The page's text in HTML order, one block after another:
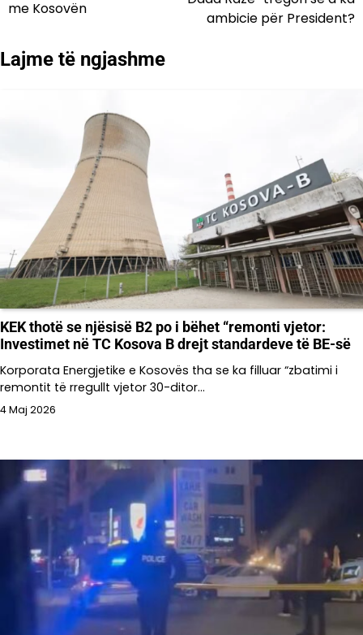
me Kosovën
ambicie për President?
Lajme të ngjashme
KEK thotë se njësisë B2 po i bëhet “remonti vjetor:
Investimet në TC Kosova B drejt standardeve të BE-së
Korporata Energjetike e Kosovës tha se ka filluar “zbatimi i
remontit të rregullt vjetor 30-ditor…
4 Maj 2026